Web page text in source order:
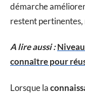
démarche
restent pertinentes,
A lire aussi :
connaître pour
Lorsque la